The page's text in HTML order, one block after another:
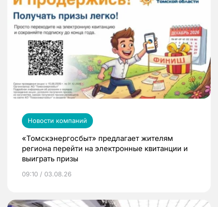
Новости компаний
«Томскэнергосбыт» предлагает жителям
региона перейти на электронные квитанции и
выиграть призы
09:10 / 03.08.26